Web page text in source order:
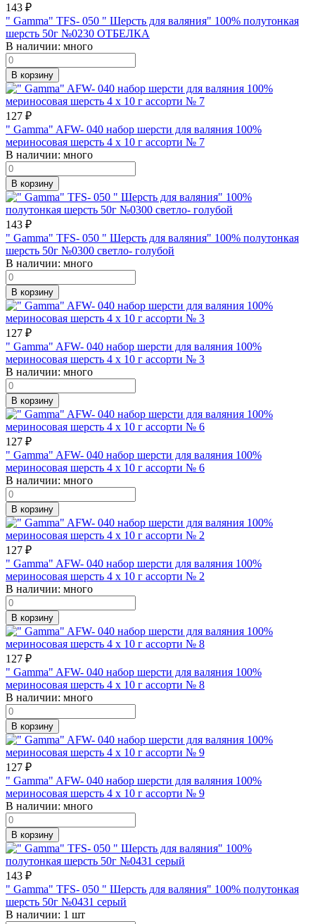
143 ₽
" Gamma" TFS- 050 " Шерсть для валяния" 100% полутонкая
шерсть 50г №0230 ОТБЕЛКА
В наличии: много
В корзину
127 ₽
" Gamma" AFW- 040 набор шерсти для валяния 100%
мериносовая шерсть 4 х 10 г ассорти № 7
В наличии: много
В корзину
143 ₽
" Gamma" TFS- 050 " Шерсть для валяния" 100% полутонкая
шерсть 50г №0300 светло- голубой
В наличии: много
В корзину
127 ₽
" Gamma" AFW- 040 набор шерсти для валяния 100%
мериносовая шерсть 4 х 10 г ассорти № 3
В наличии: много
В корзину
127 ₽
" Gamma" AFW- 040 набор шерсти для валяния 100%
мериносовая шерсть 4 х 10 г ассорти № 6
В наличии: много
В корзину
127 ₽
" Gamma" AFW- 040 набор шерсти для валяния 100%
мериносовая шерсть 4 х 10 г ассорти № 2
В наличии: много
В корзину
127 ₽
" Gamma" AFW- 040 набор шерсти для валяния 100%
мериносовая шерсть 4 х 10 г ассорти № 8
В наличии: много
В корзину
127 ₽
" Gamma" AFW- 040 набор шерсти для валяния 100%
мериносовая шерсть 4 х 10 г ассорти № 9
В наличии: много
В корзину
143 ₽
" Gamma" TFS- 050 " Шерсть для валяния" 100% полутонкая
шерсть 50г №0431 серый
В наличии: 1 шт